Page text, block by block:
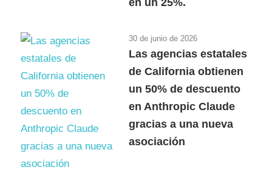
30 de junio de 2026
Las agencias estatales
de California obtienen
un 50% de descuento
en Anthropic Claude
gracias a una nueva
asociación